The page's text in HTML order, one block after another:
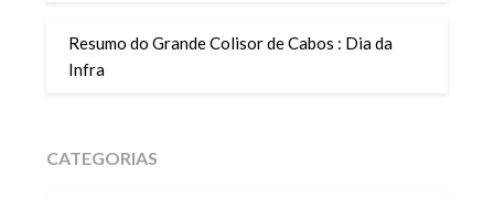
Resumo do Grande Colisor de Cabos : Dia da
Infra
CATEGORIAS